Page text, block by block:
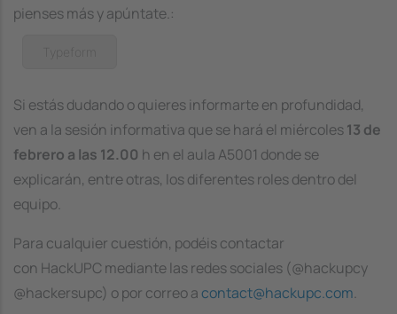
pienses más y apúntate.:
Si estás dudando o quieres informarte en profundidad,
ven a la sesión informativa que se hará el miércoles13 de
febrero a las 12.00 h en el aula A5001 donde se
explicarán, entre otras, los diferentes roles dentro del
equipo.
Para cualquier cuestión, podéis contactar
con HackUPC mediante las redes sociales (@hackupcy
@hackersupc) o por correo acontact@hackupc.com.